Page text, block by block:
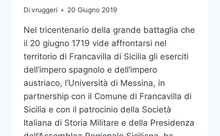
Divruggeri 20 Giugno 2019
Nel tricentenario della grande battaglia che
il 20 giugno 1719 vide affrontarsi nel
territorio di Francavilla di Sicilia gli eserciti
dell’impero spagnolo e dell’impero
austriaco, l’Università di Messina, in
partnership con il Comune di Francavilla di
Sicilia e con il patrocinio della Società
Italiana di Storia Militare e della Presidenza